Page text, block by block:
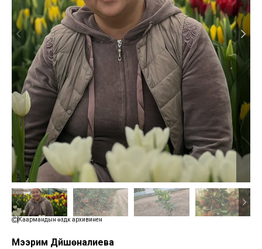
Каармандын өздүк архивинен
Мээрим Дүйшөналиева